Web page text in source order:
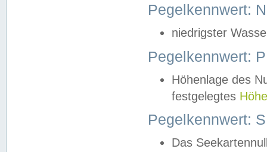
Pegelkennwert:
niedrigster
Pegelkennwert:
Höhenlage des
festgelegtes
Pegelkennwert:
Das